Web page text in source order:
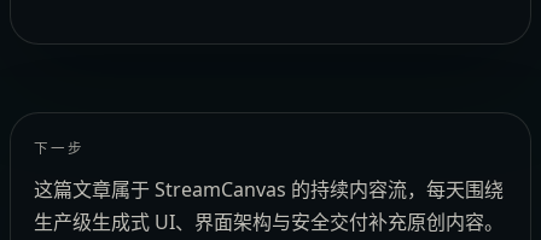
下一步
这篇文章属于 StreamCanvas 的持续内容流，每天围绕
生产级生成式 UI、界面架构与安全交付补充原创内容。